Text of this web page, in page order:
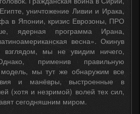
уничтожение Ливии и Ирака,
в Японии, кризис Еврозоны, ПРО
ядерная программа Ирана,
весна». Окинув
взглядом, мы не увидим ничего,
применив правильную
модель, мы тут же обнаружим все
и манёвры, выстроенные в
(хотя и незримой) волей тех сил,
сегодняшним миром.